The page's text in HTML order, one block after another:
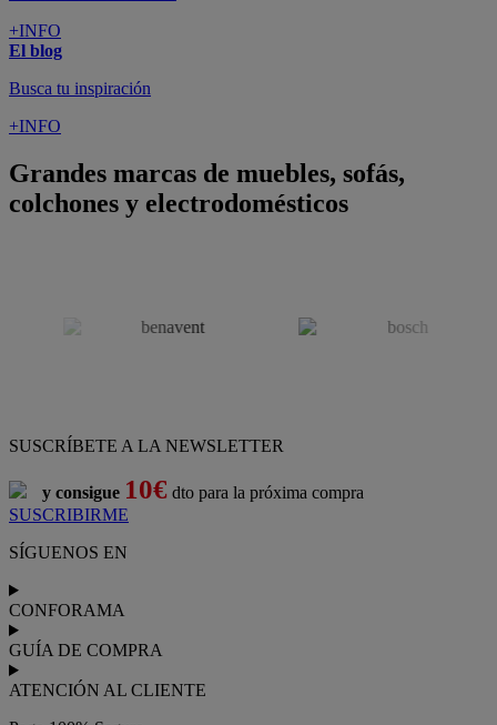
SUSCRÍBETE A LA NEWSLETTER
y consigue10€dto para la próxima compra
SUSCRIBIRME
GUÍA DE COMPRA
¡Nueva app!
Conforama, tu tienda de muebles,
decoración y electrodomésticos
Conforama
sillón,sillón relax,colchones
dormitorio de juvenil
cocinas a medida,decoración